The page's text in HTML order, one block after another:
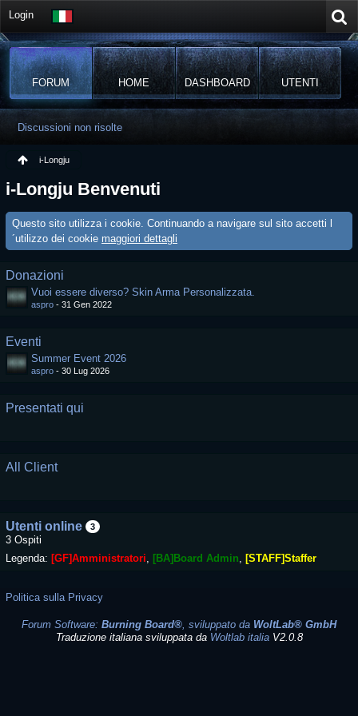
Login
FORUM HOME DASHBOARD UTENTI
Discussioni non risolte
i-Longju
i-Longju Benvenuti
Questo sito utilizza i cookie. Continuando a navigare sul sito accetti l
´utilizzo dei cookie maggiori dettagli
Donazioni
Vuoi essere diverso? Skin Arma Personalizzata.
aspro - 31 Gen 2022
Eventi
Summer Event 2026
aspro - 30 Lug 2026
Presentati qui
All Client
Utenti online 3
3 Ospiti
Legenda: [GF]Amministratori [BA]Board Admin [STAFF]Staffer
Politica sulla Privacy
Forum Software: Burning Board®, sviluppato da WoltLab® GmbH
Traduzione italiana sviluppata da Woltlab italiaV2.0.8